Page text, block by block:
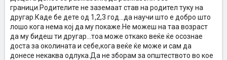
граници.Родителите не заземаат став на родител туку на
другар.Каде бе дете од 1,2,3 год...да научи што е добро што
лошо кога нема кој да му покаже.Не можеш на таа возраст
да му бидеш ти другар...тоа може откако веќе ќе осознае
доста за околината и себе,кога веќе ќе може и сам да
донесе некаква одлука.Да не зборам за општеството во кое